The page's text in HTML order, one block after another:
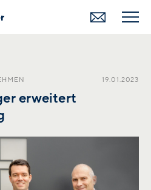
19.01.2023
erweitert